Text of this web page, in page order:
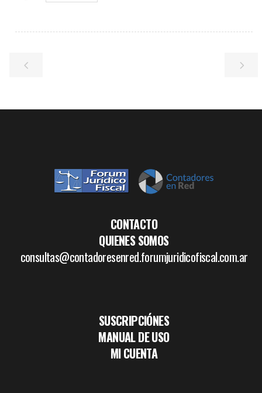
CONTACTO
QUIENES SOMOS
consultas@contadoresenred.forumjuridicofiscal.com.ar
SUSCRIPCIÓNES
MANUAL DE USO
MI CUENTA